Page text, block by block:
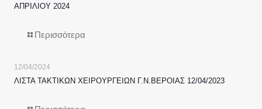
ΑΠΡΙΛΙΟΥ 2024
Περισσότερα
12/04/2024
ΛΙΣΤΑ ΤΑΚΤΙΚΩΝ ΧΕΙΡΟΥΡΓΕΙΩΝ Γ.Ν.ΒΕΡΟΙΑΣ 12/04/2023